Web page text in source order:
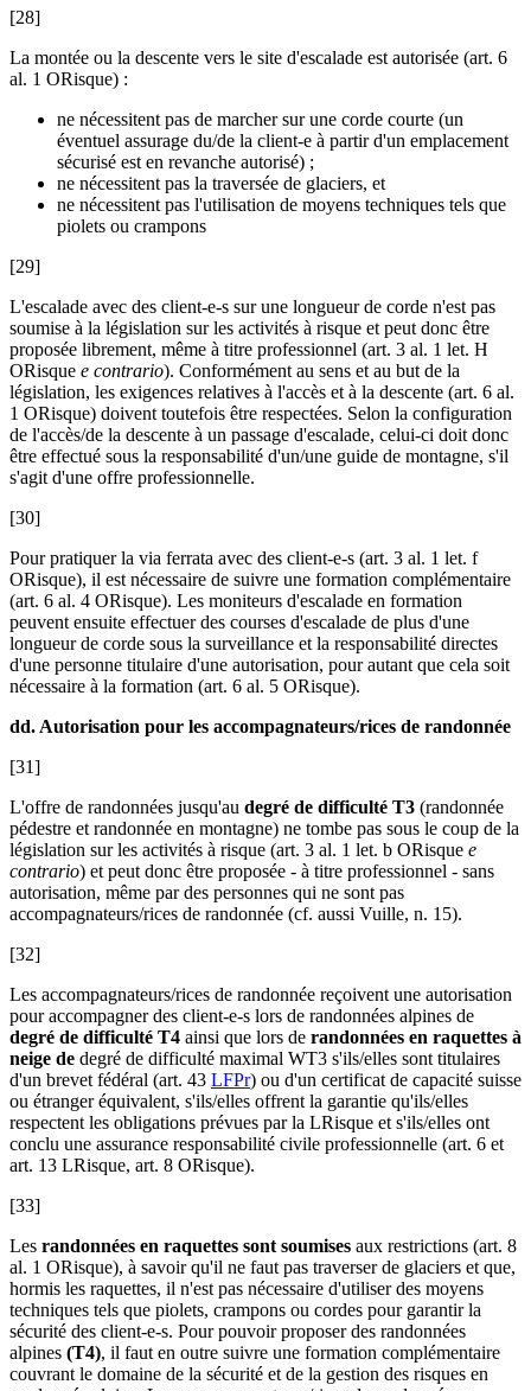
[28]
La montée ou la descente vers le site d'escalade est autorisée (art. 6
al. 1 ORisque) :
ne nécessitent pas de marcher sur une corde courte (un
éventuel assurage du/de la client-e à partir d'un emplacement
sécurisé est en revanche autorisé) ;
ne nécessitent pas la traversée de glaciers, et
ne nécessitent pas l'utilisation de moyens techniques tels que
piolets ou crampons
[29]
L'escalade avec des client-e-s sur une longueur de corde n'est pas
soumise à la législation sur les activités à risque et peut donc être
proposée librement, même à titre professionnel (art. 3 al. 1 let. H
ORisque e contrario). Conformément au sens et au but de la
législation, les exigences relatives à l'accès et à la descente (art. 6 al.
1 ORisque) doivent toutefois être respectées. Selon la configuration
de l'accès/de la descente à un passage d'escalade, celui-ci doit donc
être effectué sous la responsabilité d'un/une guide de montagne, s'il
s'agit d'une offre professionnelle.
[30]
Pour pratiquer la via ferrata avec des client-e-s (art. 3 al. 1 let. f
ORisque), il est nécessaire de suivre une formation complémentaire
(art. 6 al. 4 ORisque). Les moniteurs d'escalade en formation
peuvent ensuite effectuer des courses d'escalade de plus d'une
longueur de corde sous la surveillance et la responsabilité directes
d'une personne titulaire d'une autorisation, pour autant que cela soit
nécessaire à la formation (art. 6 al. 5 ORisque).
dd. Autorisation pour les accompagnateurs/rices de randonnée
[31]
L'offre de randonnées jusqu'au degré de difficulté T3 (randonnée
pédestre et randonnée en montagne) ne tombe pas sous le coup de la
législation sur les activités à risque (art. 3 al. 1 let. b ORisque e
contrario) et peut donc être proposée - à titre professionnel - sans
autorisation, même par des personnes qui ne sont pas
accompagnateurs/rices de randonnée (cf. aussi Vuille, n. 15).
[32]
Les accompagnateurs/rices de randonnée reçoivent une autorisation
pour accompagner des client-e-s lors de randonnées alpines de
degré de difficulté T4 ainsi que lors de randonnées en raquettes à
neige de degré de difficulté maximal WT3 s'ils/elles sont titulaires
d'un brevet fédéral (art. 43 LFPr) ou d'un certificat de capacité suisse
ou étranger équivalent, s'ils/elles offrent la garantie qu'ils/elles
respectent les obligations prévues par la LRisque et s'ils/elles ont
conclu une assurance responsabilité civile professionnelle (art. 6 et
art. 13 LRisque, art. 8 ORisque).
[33]
Les randonnées en raquettes sont soumises aux restrictions (art. 8
al. 1 ORisque), à savoir qu'il ne faut pas traverser de glaciers et que,
hormis les raquettes, il n'est pas nécessaire d'utiliser des moyens
techniques tels que piolets, crampons ou cordes pour garantir la
sécurité des client-e-s. Pour pouvoir proposer des randonnées
alpines (T4), il faut en outre suivre une formation complémentaire
couvrant le domaine de la sécurité et de la gestion des risques en